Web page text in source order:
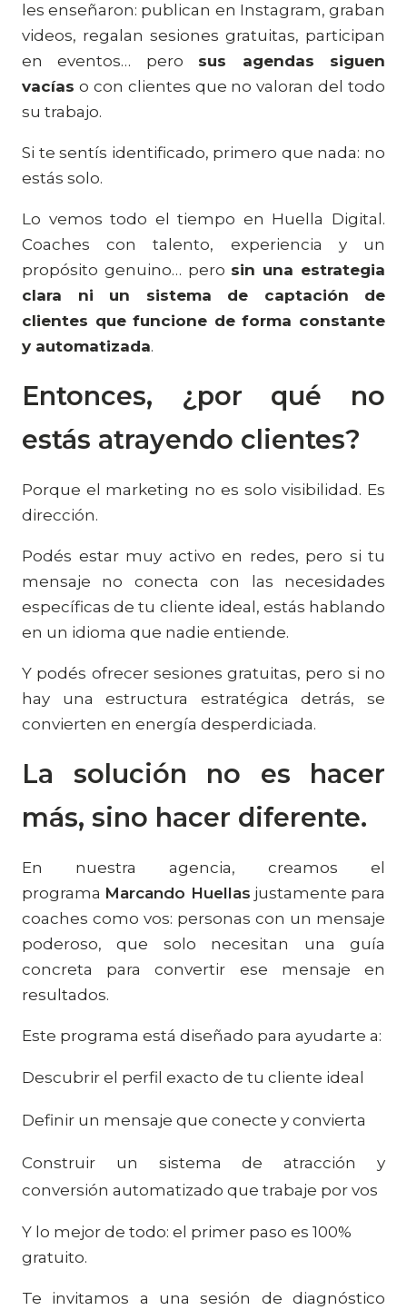
les enseñaron: publican en Instagram, graban
videos, regalan sesiones gratuitas, participan
en eventos… pero sus agendas siguen
vacías o con clientes que no valoran del todo
su trabajo.
Si te sentís identificado, primero que nada: no
estás solo.
Lo vemos todo el tiempo en Huella Digital.
Coaches con talento, experiencia y un
propósito genuino… pero sin una estrategia
clara ni un sistema de captación de
clientes que funcione de forma constante
y automatizada.
Entonces, ¿por qué no
estás atrayendo clientes?
Porque el marketing no es solo visibilidad. Es
dirección.
Podés estar muy activo en redes, pero si tu
mensaje no conecta con las necesidades
específicas de tu cliente ideal, estás hablando
en un idioma que nadie entiende.
Y podés ofrecer sesiones gratuitas, pero si no
hay una estructura estratégica detrás, se
convierten en energía desperdiciada.
La solución no es hacer
más, sino hacer diferente.
En nuestra agencia, creamos el
programa Marcando Huellas justamente para
coaches como vos: personas con un mensaje
poderoso, que solo necesitan una guía
concreta para convertir ese mensaje en
resultados.
Este programa está diseñado para ayudarte a:
Descubrir el perfil exacto de tu cliente ideal
Definir un mensaje que conecte y convierta
Construir un sistema de atracción y
conversión automatizado que trabaje por vos
Y lo mejor de todo: el primer paso es 100%
gratuito.
Te invitamos a una sesión de diagnóstico